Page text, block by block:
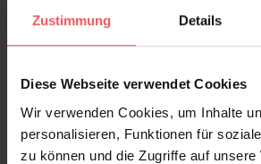
Zustimmung Details
Diese Webseite verwendet Cookies
Wir verwenden Cookies, um Inhalte
personalisieren, Funktionen für
zu können und die Zugriffe auf unsere
+49 (0)221 932 81 82
Produktgalerie überspringen
Varianten